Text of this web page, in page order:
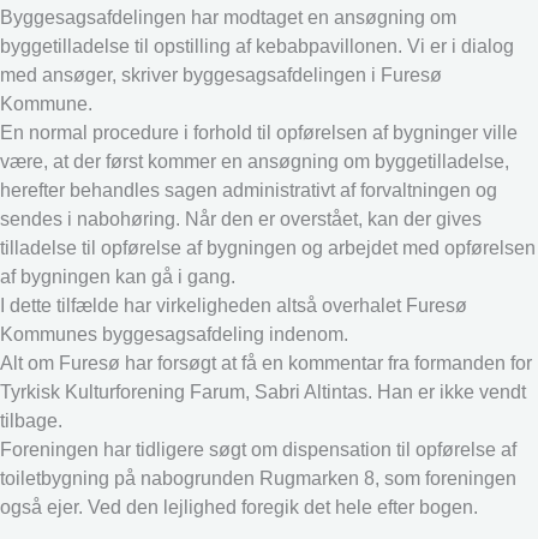
Byggesagsafdelingen har modtaget en ansøgning om
byggetilladelse til opstilling af kebabpavillonen. Vi er i dialog
med ansøger, skriver byggesagsafdelingen i Furesø
Kommune.
En normal procedure i forhold til opførelsen af bygninger ville
være, at der først kommer en ansøgning om byggetilladelse,
herefter behandles sagen administrativt af forvaltningen og
sendes i nabohøring. Når den er overstået, kan der gives
tilladelse til opførelse af bygningen og arbejdet med opførelsen
af bygningen kan gå i gang.
I dette tilfælde har virkeligheden altså overhalet Furesø
Kommunes byggesagsafdeling indenom.
Alt om Furesø har forsøgt at få en kommentar fra formanden for
Tyrkisk Kulturforening Farum, Sabri Altintas. Han er ikke vendt
tilbage.
Foreningen har tidligere søgt om dispensation til opførelse af
toiletbygning på nabogrunden Rugmarken 8, som foreningen
også ejer. Ved den lejlighed foregik det hele efter bogen.